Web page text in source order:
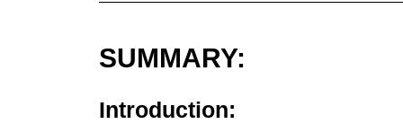
SUMMARY:
Introduction: